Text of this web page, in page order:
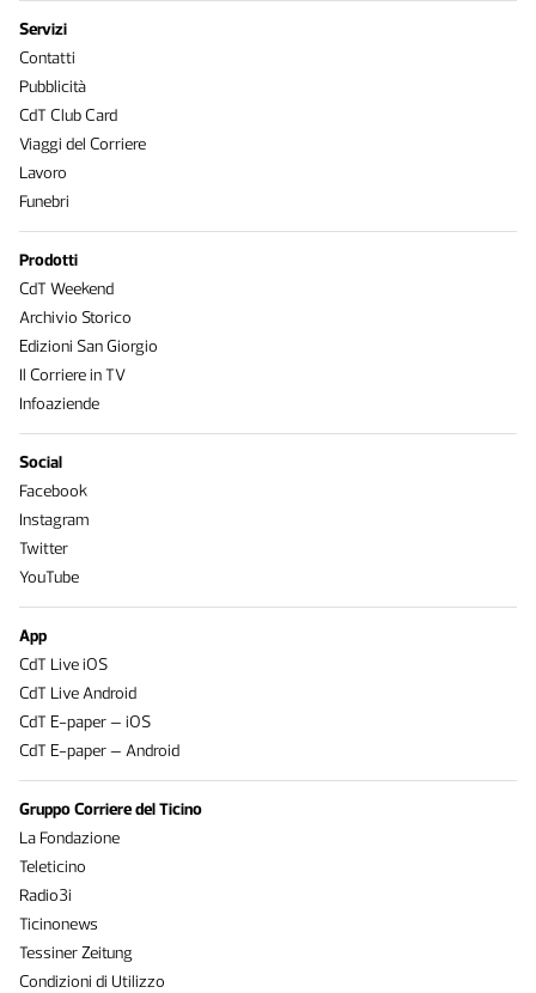
Servizi
Contatti
Pubblicità
CdT Club Card
Viaggi del Corriere
Lavoro
Funebri
Prodotti
CdT Weekend
Archivio Storico
Edizioni San Giorgio
Il Corriere in TV
Infoaziende
Social
Facebook
Instagram
Twitter
YouTube
App
CdT Live iOS
CdT Live Android
CdT E-paper – iOS
CdT E-paper – Android
Gruppo Corriere del Ticino
La Fondazione
Teleticino
Radio3i
Ticinonews
Tessiner Zeitung
Condizioni di Utilizzo